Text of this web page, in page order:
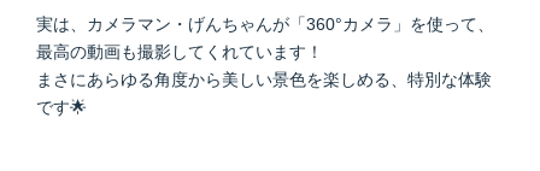
実は、カメラマン・げんちゃんが「360°カメラ」を使って、
最高の動画も撮影してくれています！
まさにあらゆる角度から美しい景色を楽しめる、特別な体験
です🌟